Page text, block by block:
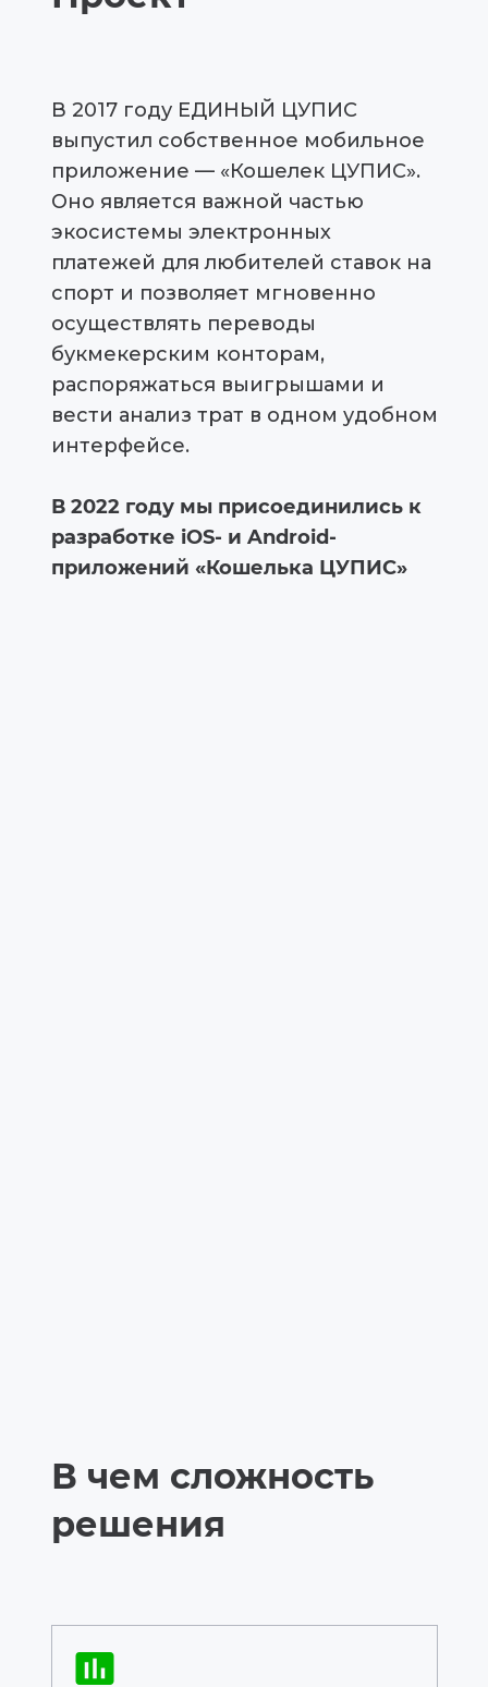
В 2017 году ЕДИНЫЙ ЦУПИС
выпустил собственное мобильное
приложение — «Кошелек ЦУПИС».
Оно является важной частью
экосистемы электронных
платежей для любителей ставок на
спорт и позволяет мгновенно
осуществлять переводы
букмекерским конторам,
распоряжаться выигрышами и
вести анализ трат в одном удобном
интерфейсе.
В 2022 году мы присоединились к
разработке iOS- и Android-
приложений «Кошелька ЦУПИС»
В чем сложность
решения